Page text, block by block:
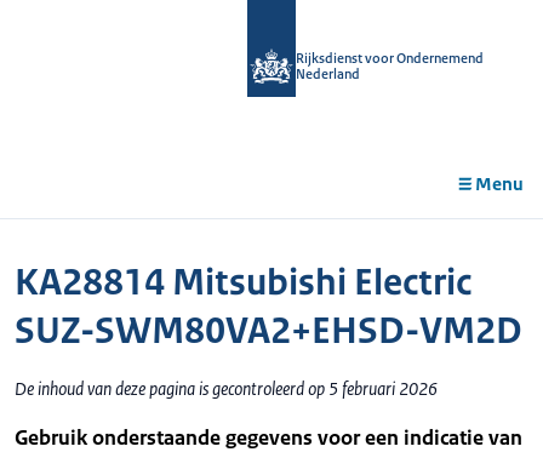
Rijksdienst voor Ondernemend
Nederland
Menu
KA28814 Mitsubishi Electric
SUZ-SWM80VA2+EHSD-VM2D
De inhoud van deze pagina is gecontroleerd op 5 februari 2026
Gebruik onderstaande gegevens voor een indicatie van